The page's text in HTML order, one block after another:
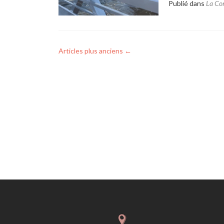
Publié dans La
Articles plus anciens ←